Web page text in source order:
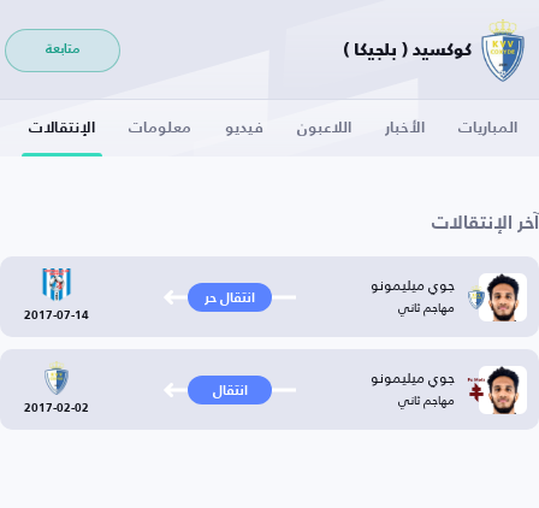
كوكسيد ( بلجيكا ) متابعة
المباريات الأخبار اللاعبون فيديو معلومات الإنتقالات
آخر الإنتقالات
جوي ميليمونو
مهاجم ثاني انتقال حر
2017-07-14
جوي ميليمونو
مهاجم ثاني انتقال
2017-02-02